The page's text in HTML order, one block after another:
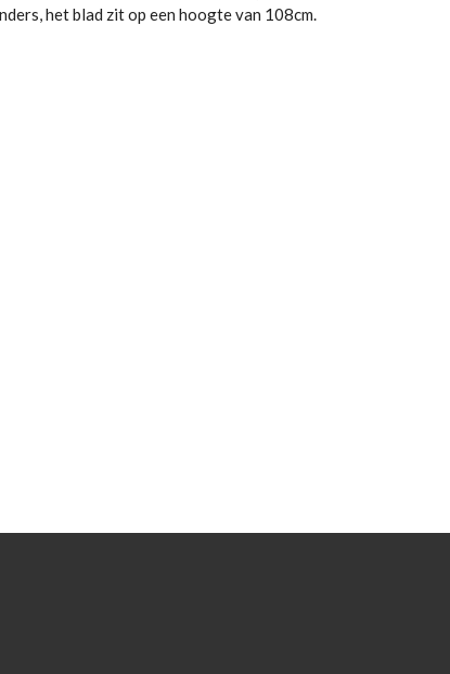
het blad zit op een hoogte van 108cm.